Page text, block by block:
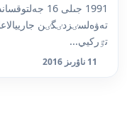
1991 جىلى 16
تەۋەلسٸزدٸگٸن
تٷركيي...
11 ناۋرىز 2016